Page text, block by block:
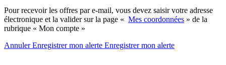
Pour recevoir les offres par e-mail, vous devez saisir votre adresse
électronique et la valider sur la page « Mes coordonnées » de la
rubrique « Mon compte »
AnnulerEnregistrer mon alerte Enregistrermon alerte